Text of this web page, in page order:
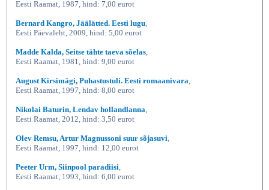
Eesti Raamat, 1987, hind: 7,00 eurot
Bernard Kangro, Jäälätted. Eesti lugu
Eesti Päevaleht, 2009, hind: 5,00 eurot
Madde Kalda, Seitse tähte taeva sõelas
Eesti Raamat, 1981, hind: 9,00 eurot
August Kirsimägi, Puhastustuli. Eesti romaanivara
Eesti Raamat, 1997, hind: 8,00 eurot
Nikolai Baturin, Lendav hollandlanna
Eesti Raamat, 2012, hind: 3,50 eurot
Olev Remsu, Artur Magnussoni suur sõjasuvi
Eesti Raamat, 1997, hind: 12,00 eurot
Peeter Urm, Siinpool paradiisi
Eesti Raamat, 1993, hind: 6,00 eurot